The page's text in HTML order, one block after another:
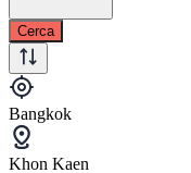
Cerca
Bangkok
Khon Kaen